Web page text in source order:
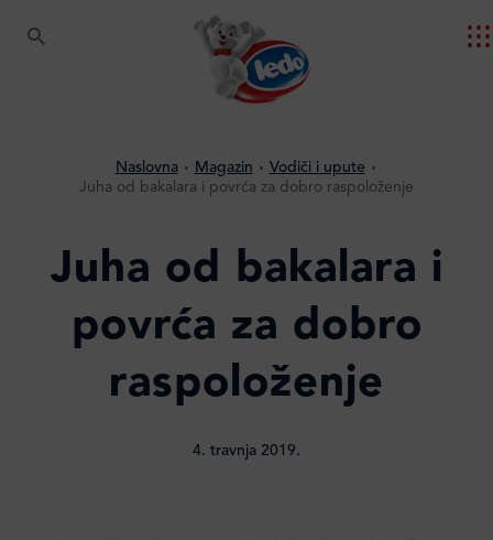
Naslovna Magazin
Vodiči i upute
Juha od bakalara i povrća za dobro raspoloženje
Juha od bakalara i
povrća za dobro
raspoloženje
4. travnja 2019.